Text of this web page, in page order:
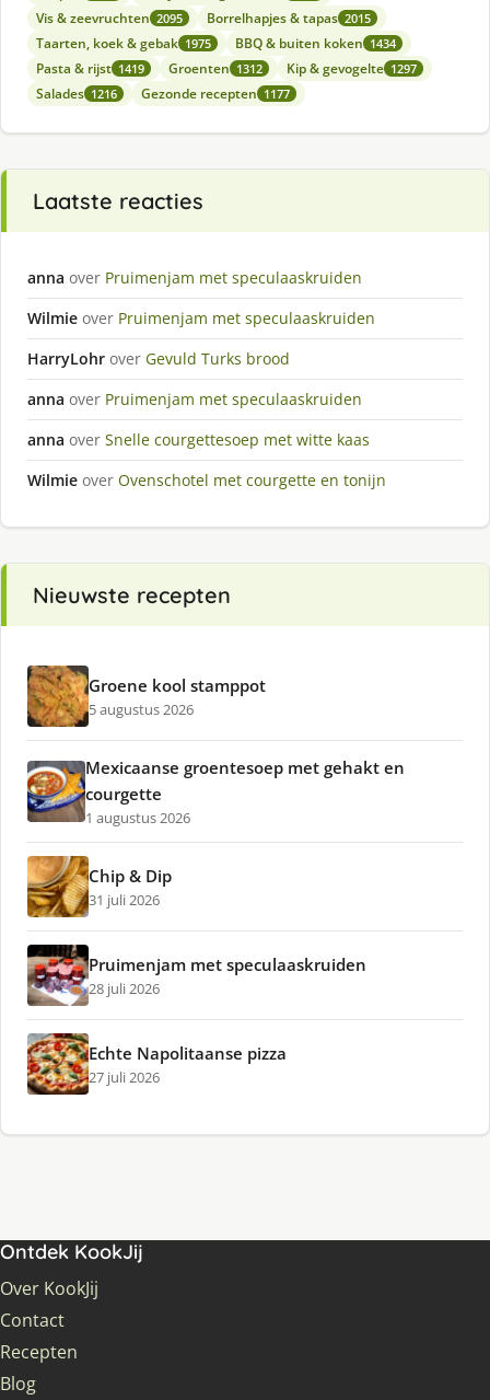
Vis & zeevruchten 2095 Borrelhapjes & tapas 2015
Taarten, koek & gebak 1975 BBQ & buiten koken 1434
Pasta & rijst 1419 Groenten 1312 Kip & gevogelte 1297
Salades 1216 Gezonde recepten 1177
Laatste reacties
anna over Pruimenjam met speculaaskruiden
Wilmie over Pruimenjam met speculaaskruiden
HarryLohr over Gevuld Turks brood
anna over Pruimenjam met speculaaskruiden
anna over Snelle courgettesoep met witte kaas
Wilmie over Ovenschotel met courgette en tonijn
Nieuwste recepten
Groene kool stamppot
5 augustus 2026
Mexicaanse groentesoep met gehakt en
courgette
1 augustus 2026
Chip & Dip
31 juli 2026
Pruimenjam met speculaaskruiden
28 juli 2026
Echte Napolitaanse pizza
27 juli 2026
Ontdek KookJij
Over KookJij
Contact
Recepten
Blog